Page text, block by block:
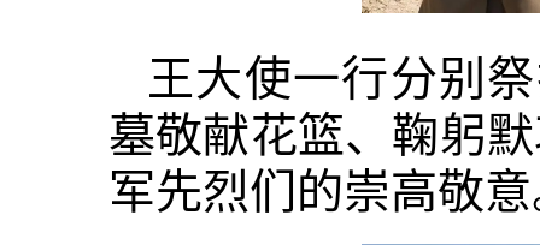
王大使一行分别
墓敬献花篮、鞠躬
军先烈们的崇高敬